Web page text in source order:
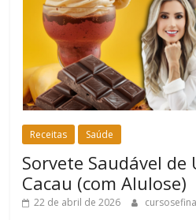
Receitas Saúde
Sorvete Saudável de
Cacau (com Alulose)
22 de abril de 2026